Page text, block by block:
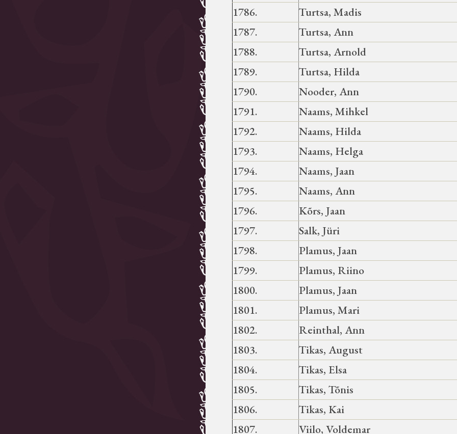
1786.
Turtsa, Madis
1787.
Turtsa, Ann
1788.
Turtsa, Arnold
1789.
Turtsa, Hilda
1790.
Nooder, Ann
1791.
Naams, Mihkel
1792.
Naams, Hilda
1793.
Naams, Helga
1794.
Naams, Jaan
1795.
Naams, Ann
1796.
Kõrs, Jaan
1797.
Salk, Jüri
1798.
Plamus, Jaan
1799.
Plamus, Riino
1800.
Plamus, Jaan
1801.
Plamus, Mari
1802.
Reinthal, Ann
1803.
Tikas, August
1804.
Tikas, Elsa
1805.
Tikas, Tõnis
1806.
Tikas, Kai
1807.
Viilo, Voldemar